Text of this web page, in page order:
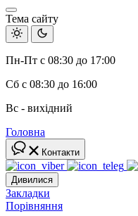
Тема сайту
Пн-Пт с 08:30 до 17:00
Сб с 08:30 до 16:00
Вс - вихідний
Головна
Контакти
Дивилися
Закладки
Порівняння